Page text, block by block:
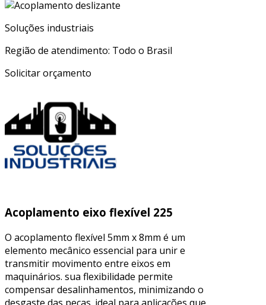
Soluções industriais
Região de atendimento: Todo o Brasil
Solicitar orçamento
Acoplamento eixo flexível 225
O acoplamento flexível 5mm x 8mm é um
elemento mecânico essencial para unir e
transmitir movimento entre eixos em
maquinários. sua flexibilidade permite
compensar desalinhamentos, minimizando o